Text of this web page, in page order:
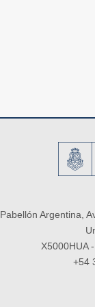
Pabellón Argentina,
X5000HUA
+54